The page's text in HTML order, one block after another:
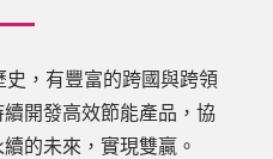
，有豐富的跨國與跨領
開發高效節能產品，協
的未來，實現雙贏。